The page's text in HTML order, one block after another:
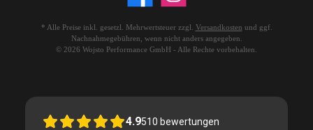
* Alle Preise inkl. gesetzl. Mehrwertsteuer zzgl. Versandkosten und ggf.
Nachnahmegebühren, wenn nicht anders angegeben.
© 2026 Wojsto Performance GmbH - Alle Rechte vorbehalten.
4.9510 bewertungen